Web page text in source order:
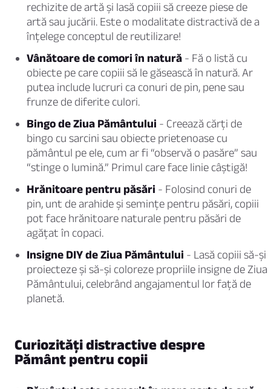
rechizite de artă și lasă copiii să creeze piese de
artă sau jucării. Este o modalitate distractivă de a
înțelege conceptul de reutilizare!
Vânătoare de comori în natură - Fă o listă cu
obiecte pe care copiii să le găsească în natură. Ar
putea include lucruri ca conuri de pin, pene sau
frunze de diferite culori.
Bingo de Ziua Pământului - Creează cărți de
bingo cu sarcini sau obiecte prietenoase cu
pământul pe ele, cum ar fi “observă o pasăre” sau
“stinge o lumină.” Primul care face linie câștigă!
Hrănitoare pentru păsări - Folosind conuri de
pin, unt de arahide și semințe pentru păsări, copiii
pot face hrănitoare naturale pentru păsări de
agățat în copaci.
Insigne DIY de Ziua Pământului - Lasă copiii să-și
proiecteze și să-și coloreze propriile insigne de Ziua
Pământului, celebrând angajamentul lor față de
planetă.
Curiozități distractive despre
Pământ pentru copii